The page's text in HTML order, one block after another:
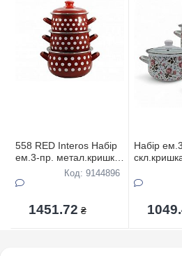
558 RED Interos Набір
ем.3-пр. метал.кришка
глуб. Горох червоний
Код: 9144896
1451.72 ₴
Набір
Букет
(1,6л/2,3л/